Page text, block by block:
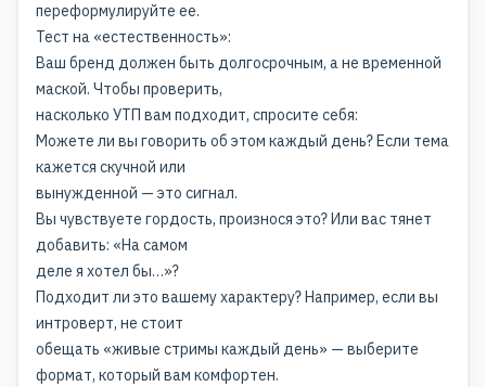
переформулируйте ее.
Тест на «естественность»:
Ваш бренд должен быть долгосрочным, а не временной
маской. Чтобы проверить,
насколько УТП вам подходит, спросите себя:
Можете ли вы говорить об этом каждый день? Если тема
кажется скучной или
вынужденной — это сигнал.
Вы чувствуете гордость, произнося это? Или вас тянет
добавить: «На самом
деле я хотел бы…»?
Подходит ли это вашему характеру? Например, если вы
интроверт, не стоит
обещать «живые стримы каждый день» — выберите
формат, который вам комфортен.